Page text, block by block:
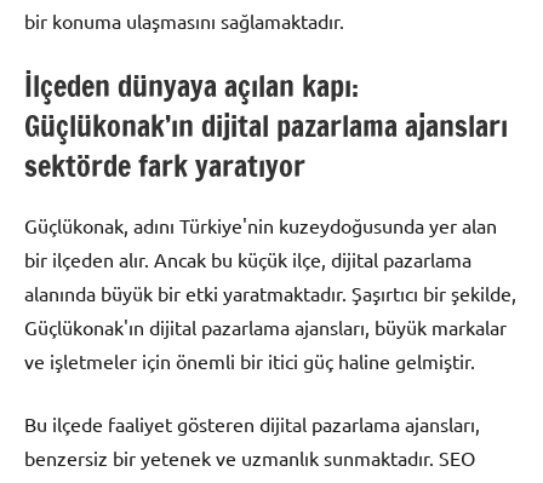
bir konuma ulaşmasını sağlamaktadır.
İlçeden dünyaya açılan kapı:
Güçlükonak’ın dijital pazarlama ajansları
sektörde fark yaratıyor
Güçlükonak, adını Türkiye'nin kuzeydoğusunda yer alan
bir ilçeden alır. Ancak bu küçük ilçe, dijital pazarlama
alanında büyük bir etki yaratmaktadır. Şaşırtıcı bir şekilde,
Güçlükonak'ın dijital pazarlama ajansları, büyük markalar
ve işletmeler için önemli bir itici güç haline gelmiştir.
Bu ilçede faaliyet gösteren dijital pazarlama ajansları,
benzersiz bir yetenek ve uzmanlık sunmaktadır. SEO